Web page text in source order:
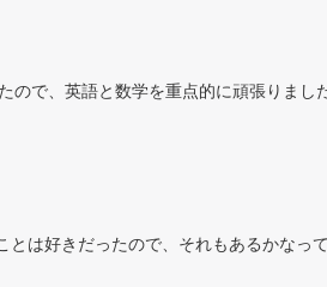
で、英語と数学を重点的に頑張りまし
は好きだったので、それもあるかなっ